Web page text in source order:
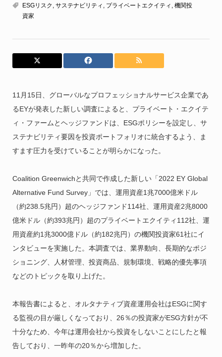
ESGリスク , サステナビリティ , プライベートエクイティ , 機関投
資家
11月15日、グローバルなプロフェッショナルサービス企業であ
るEYが発表した新しい調査によると、プライベート・エクイテ
ィ・ファームとヘッジファンドは、ESGポリシーを設定し、サ
ステナビリティ要因を投資ポートフォリオに統合するよう、ま
すます圧力を受けていることが明らかになった。
Coalition Greenwichと共同で作成した新しい「2022 EY Global
Alternative Fund Survey」では、運用資産1兆7000億米ドル
（約238.5兆円）超のヘッジファンド114社、運用資産2兆8000
億米ドル（約393兆円）超のプライベートエクイティ112社、運
用資産約1兆3000億ドル（約182兆円）の機関投資家61社にイ
ンタビューを実施した。本調査では、業界動向、長期的なポジ
ショニング、人材管理、投資商品、規制環境、戦略的優先事項
などのトピックを取り上げた。
本報告書によると、オルタナティブ資産運用会社はESGに関す
る監視の目が厳しくなっており、26％の投資家がESG方針が不
十分なため、今年は運用会社から投資をしないことにしたと報
告しており、一昨年の20％から増加した。